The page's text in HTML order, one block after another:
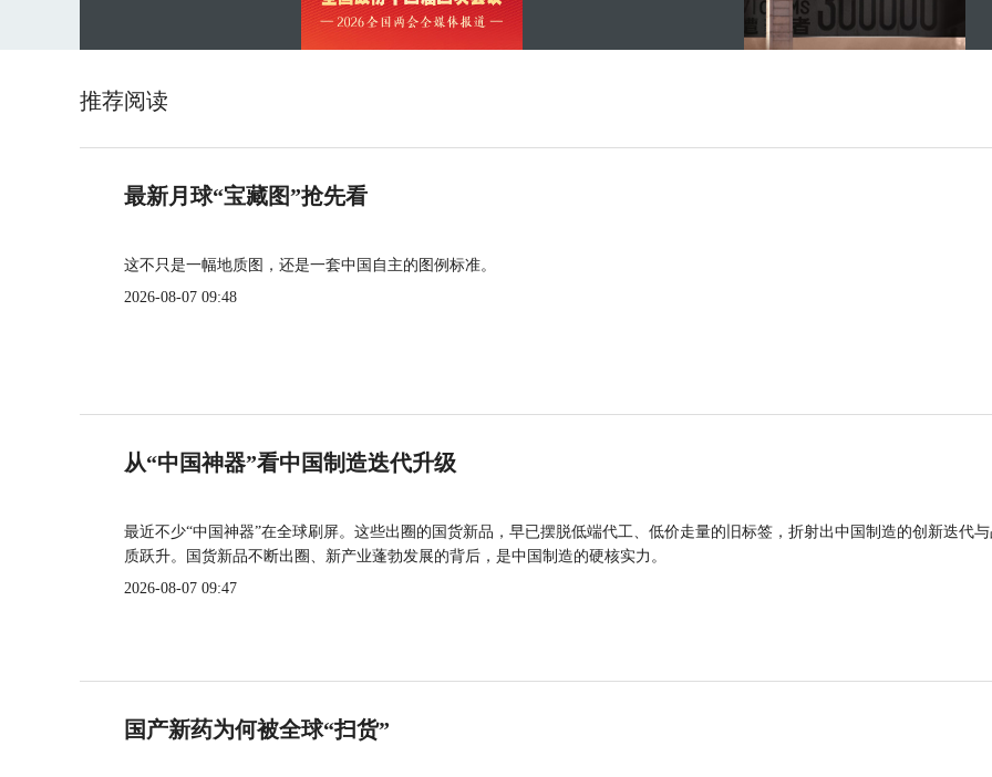
推荐阅读
最新月球“宝藏图”抢先看
这不只是一幅地质图，还是一套中国自主的图例标准。
2026-08-07 09:48
从“中国神器”看中国制造迭代升级
最近不少“中国神器”在全球刷屏。这些出圈的国货新品，早已摆脱低端代工、低价走量的旧标签，折射出中国制造的创新迭代
质跃升。国货新品不断出圈、新产业蓬勃发展的背后，是中国制造的硬核实力。
2026-08-07 09:47
国产新药为何被全球“扫货”